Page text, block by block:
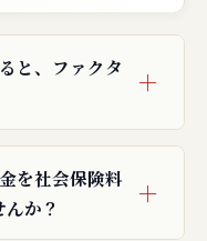
と、ファクタ
を社会保険料
か？